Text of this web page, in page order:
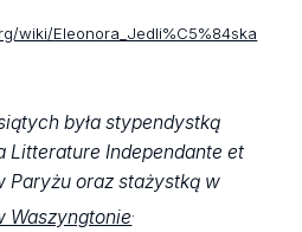
wiki/Eleonora_Jedli%C5%84ska
była stypendystką
Litterature Independante et
Paryżu oraz stażystką w
Waszyngtonie